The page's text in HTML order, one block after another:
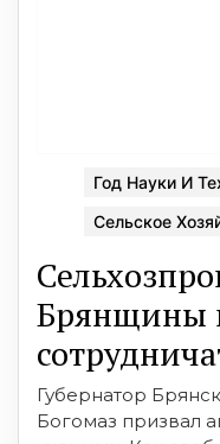
Год Науки И
Сельское
Брянщины
Губернатор
Богомаз призвал